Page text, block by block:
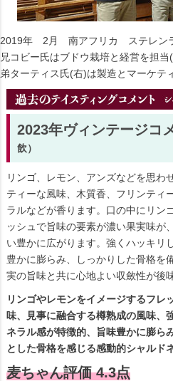
2019年 2月 南アフリカ ステレン
兄コビー氏はブドウ栽培と経営を担当
弟ターティス氏(右)は製造とマーケテ
2023年ヴィンテージコ
飲）
リンゴ、レモン、アンズなどを思わ
ティーな風味、木質香、フリンティ
ラルなどが香ります。口の中にリン
ッシュで旨味の要素が濃い果実味が
い豊かに広がります。強くハッキリ
豊かに膨らみ、しっかりした骨格を
実の旨味と共に心地よい収斂性が後
リンゴやレモンをイメージするフレ
味、見事に融合する樽熟成の風味、
ネラル感が特徴的、旨味豊かに膨ら
とした骨格を感じる感動的シャルド
麦ちゃん評価 4.3点